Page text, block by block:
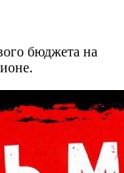
бюджета на